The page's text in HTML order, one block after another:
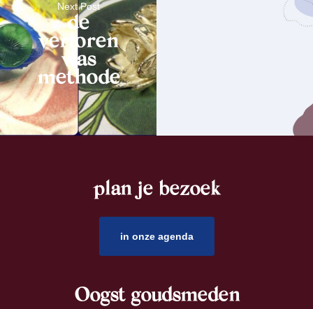
Next Post
de
verloren
was
methode
plan je bezoek
in onze agenda
Oogst goudsmeden